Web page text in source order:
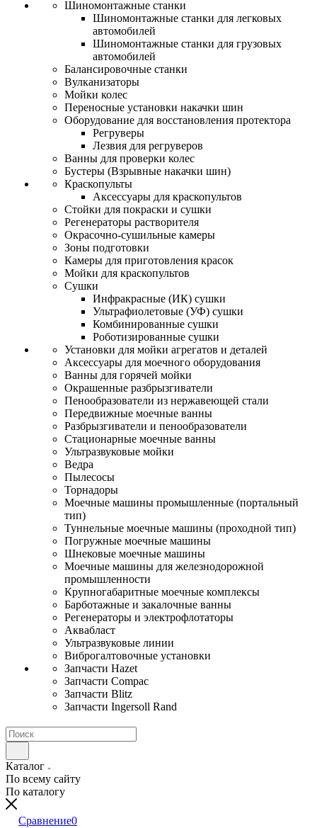
Шиномонтажные станки
Шиномонтажные станки для легковых
автомобилей
Шиномонтажные станки для грузовых
автомобилей
Балансировочные станки
Вулканизаторы
Мойки колес
Переносные установки накачки шин
Оборудование для восстановления протектора
Регруверы
Лезвия для регруверов
Ванны для проверки колес
Бустеры (Взрывные накачки шин)
Краскопульты
Аксессуары для краскопультов
Стойки для покраски и сушки
Регенераторы растворителя
Окрасочно-сушильные камеры
Зоны подготовки
Камеры для приготовления красок
Мойки для краскопультов
Сушки
Инфракрасные (ИК) сушки
Ультрафиолетовые (УФ) сушки
Комбинированные сушки
Роботизированные сушки
Установки для мойки агрегатов и деталей
Аксессуары для моечного оборудования
Ванны для горячей мойки
Окрашенные разбрызгиватели
Пенообразователи из нержавеющей стали
Передвижные моечные ванны
Разбрызгиватели и пенообразователи
Стационарные моечные ванны
Ультразвуковые мойки
Ведра
Пылесосы
Торнадоры
Моечные машины промышленные (портальный
тип)
Туннельные моечные машины (проходной тип)
Погружные моечные машины
Шнековые моечные машины
Моечные машины для железнодорожной
промышленности
Крупногабаритные моечные комплексы
Барботажные и закалочные ванны
Регенераторы и электрофлотаторы
Аквабласт
Ультразвуковые линии
Виброгалтовочные установки
Запчасти Hazet
Запчасти Compac
Запчасти Blitz
Запчасти Ingersoll Rand
Каталог
По всему сайту
По каталогу
Сравнение0